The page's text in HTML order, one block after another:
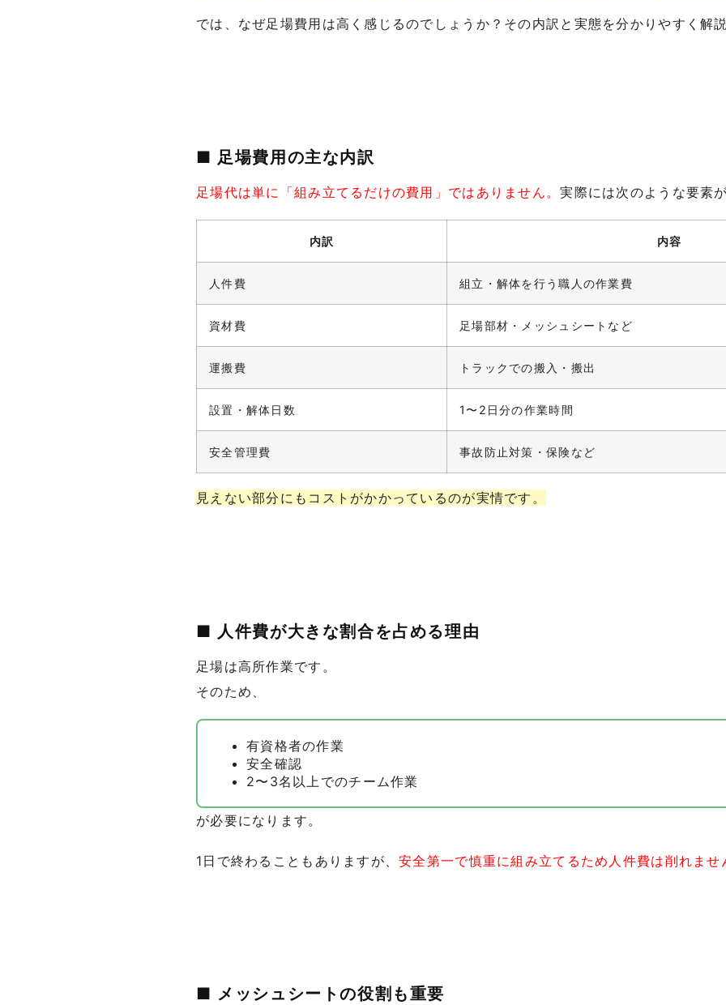
では、なぜ足場費用は高く感じるのでしょうか？その内訳と実態を分かりやすく解
■ 足場費用の主な内訳
足場代は単に「組み立てるだけの費用」ではありません。実際には次のような要素
内訳 内容
人件費 組立・解体を行う職人の作業費
資材費 足場部材・メッシュシートなど
運搬費 トラックでの搬入・搬出
設置・解体日数 1〜2日分の作業時間
安全管理費 事故防止対策・保険など
見えない部分にもコストがかかっているのが実情です。
■ 人件費が大きな割合を占める理由
足場は高所作業です。
そのため、
有資格者の作業
安全確認
2〜3名以上でのチーム作業
が必要になります。
1日で終わることもありますが、安全第一で慎重に組み立てるため人件費は削れませ
■ メッシュシートの役割も重要